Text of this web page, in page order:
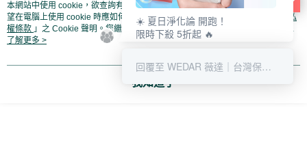
本網站中使用 cookie，欲查詢有關本網站使用 cookie 方式之詳情，及若您不希
望在電腦上使用 cookie 時應如何變更電腦的 cookie 設定，請參閱本網站「
隱私
權條款 」之 Cookie 聲明。您繼續使用本網站即表示您同意本公司得按本網站使
用條款之 Cookie 聲明使用 cookie。
了解更多 >
我知道了
☀️ 夏日淨化論 開跑！
限時下殺 5折起 🔥
清爽補給趁現在 💚
回覆至 WEDAR 薇達｜台灣保健營養領導